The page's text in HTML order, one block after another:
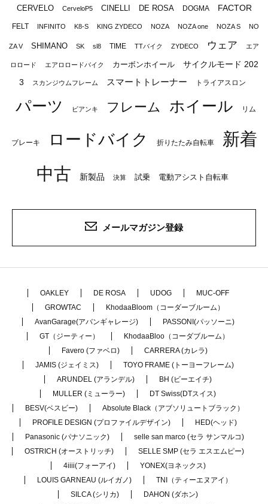
CERVELO CerveloP5 CINELLI DE ROSA DOGMA FACTOR
FELT INFINITO K8-S KING ZYDECO NOZA NOZA one NOZA S NO
ZA V SHIMANO SK sl8 TIME TTバイク ZYDECO ウェア エア
ロロード エアロロードバイク カーボンホイール
サイクルモード 202
3
スカンジウムフレーム スマートトレーナー トライアスロン
パーツ ビアンキ フレーム ホイール リム
ブレーキ ロードバイク 折りたたみ自転車
新着
中古
新製品 決算 試乗 電動アシスト自転車
メールマガジン登録
OAKLEY DE ROSA UDOG
MUC-OFF
GROWTAC
KhodaaBloom（コーダーブルーム）
AvanGarage(アバンギャレージ)
PASSONI(パッソーニ)
GT（ジーティー）
KhodaaBloo（コーダブルーム）
Favero (ファベロ)
CARRERA (カレラ)
JAMIS (ジェイミス)
TOYO FRAME (トーヨーフレーム)
ARUNDEL (アランデル)
BH (ビーエイチ)
MULLER (ミューラー)
DT Swiss(DTスイス)
BESV(ベスビー)
Absolute Black（アブソリュートブラック）
PROFILE DESIGN (プロファイルデザイン)
HED(ヘッド)
Panasonic (パナソニック)
selle san marco (セラ サンマルコ)
OSTRICH (オーストリッチ)
SELLE SMP (セラ エスエムピー)
4iiii(フォーアイ)
YONEX(ヨネックス)
LOUIS GARNEAU (ルイガノ)
TNI（ティーエヌアイ）
SILCA (シリカ)
DAHON (ダホン)